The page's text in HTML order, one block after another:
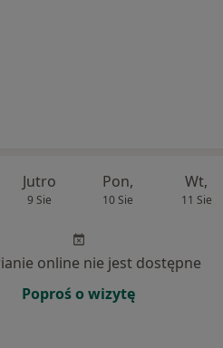
Jutro
9 Sie
Pon,
10 Sie
Wt,
11 Sie
online nie jest dostępne
Poproś o wizytę